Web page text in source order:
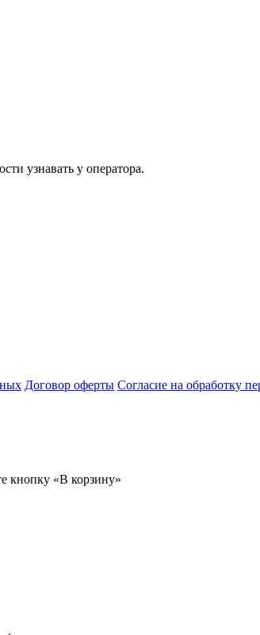
узнавать у оператора.
Договор оферты Согласие на обработку
кнопку «В корзину»